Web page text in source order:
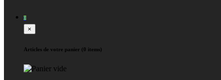
0
×
Articles de votre panier (0 items)